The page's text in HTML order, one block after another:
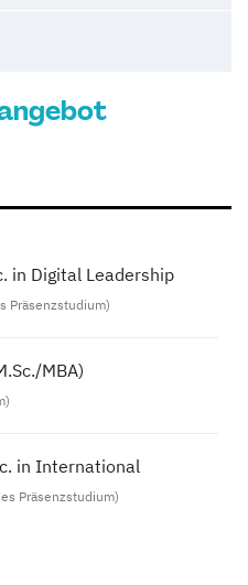
in Digital Leadership
Präsenzstudium)
MBA)
in International
Präsenzstudium)